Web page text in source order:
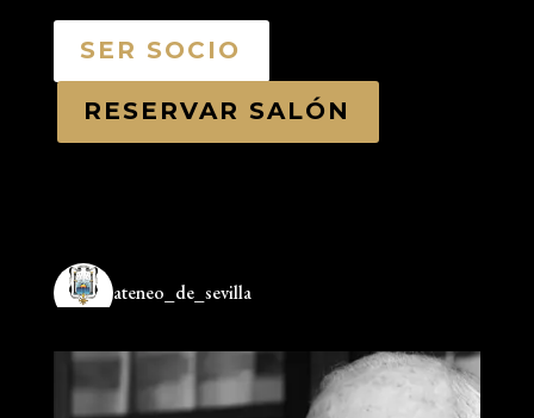
SER SOCIO
RESERVAR SALÓN
ateneo_de_sevilla